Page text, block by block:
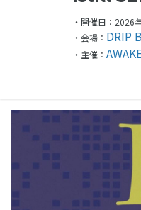
・開催日：2026
・会場： DRIP
・主催：